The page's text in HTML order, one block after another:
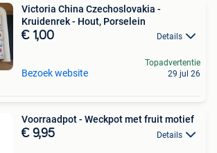
Victoria China Czechoslovakia -
Kruidenrek - Hout, Porselein
€ 1,00 Details
Bezoek website
Topadvertentie
29 jul 26
Voorraadpot - Weckpot met fruit motief
€ 9,95 Details